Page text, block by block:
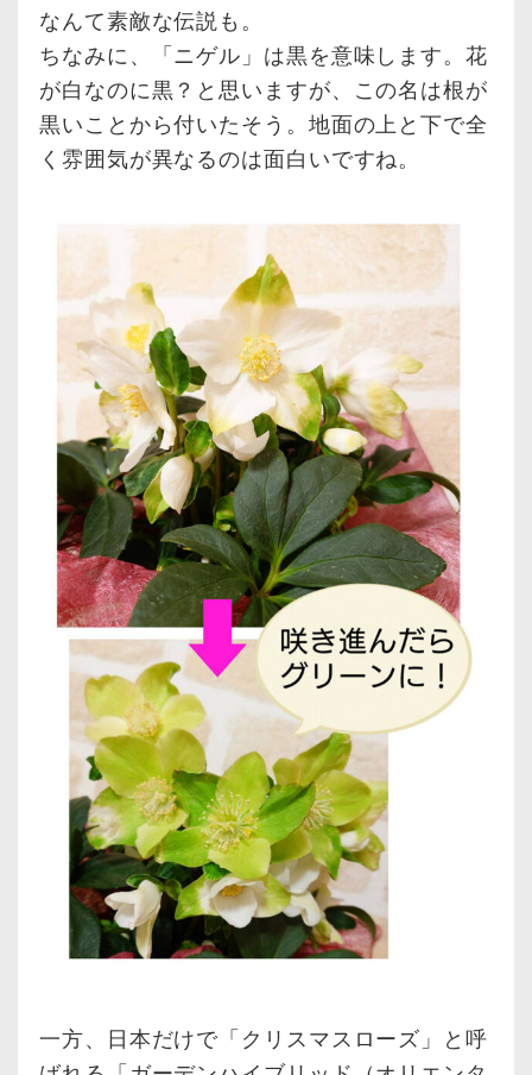
なんて素敵な伝説も。
ちなみに、「ニゲル」は黒を意味します。花
が白なのに黒？と思いますが、この名は根が
黒いことから付いたそう。地面の上と下で全
く雰囲気が異なるのは面白いですね。
一方、日本だけで「クリスマスローズ」と呼